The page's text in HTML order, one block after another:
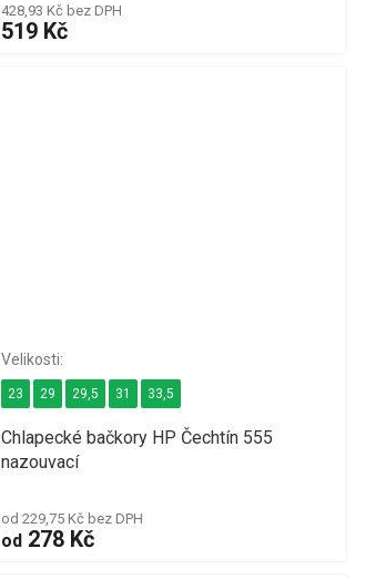
428,93 Kč bez DPH
519 Kč
Chlapecké bačkory HP Čechtín 555
nazouvací
od 229,75 Kč bez DPH
od278 Kč
23 29 29,5 31 33,5